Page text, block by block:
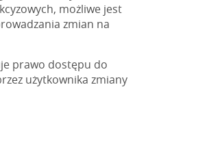
możliwe jest
zmian na
prawo dostępu do
użytkownika zmiany